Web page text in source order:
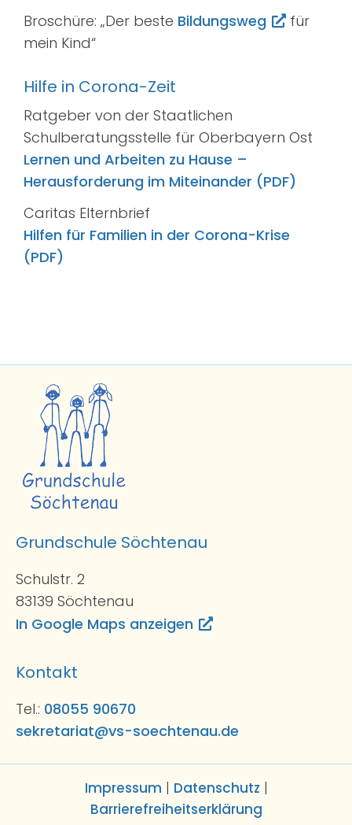
Broschüre: „Der beste Bildungsweg
für
mein Kind“
Hilfe in Corona-Zeit
Ratgeber von der Staatlichen
Schulberatungsstelle für Oberbayern Ost
Lernen und Arbeiten zu Hause –
Herausforderung im Miteinander (PDF)
Caritas Elternbrief
Hilfen für Familien in der Corona-Krise
(PDF)
Grundschule Söchtenau
Schulstr. 2
83139 Söchtenau
In Google Maps anzeigen
Kontakt
Tel.: 08055 90670
sekretariat@vs-soechtenau.de
Impressum | Datenschutz |
Barrierefreiheitserklärung